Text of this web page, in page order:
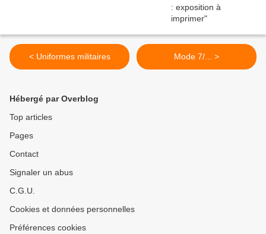
< Uniformes militaires Mode 7/... >
Hébergé par Overblog
Top articles
Pages
Contact
Signaler un abus
C.G.U.
Cookies et données personnelles
Préférences cookies